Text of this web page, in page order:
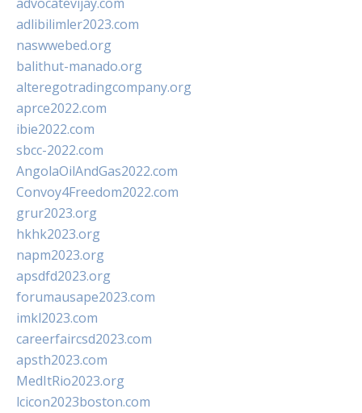
adlibilimler2023.com
naswwebed.org
balithut-manado.org
alteregotradingcompany.org
aprce2022.com
ibie2022.com
sbcc-2022.com
AngolaOilAndGas2022.com
Convoy4Freedom2022.com
grur2023.org
hkhk2023.org
napm2023.org
apsdfd2023.org
forumausape2023.com
imkl2023.com
careerfaircsd2023.com
apsth2023.com
MedItRio2023.org
lcicon2023boston.com